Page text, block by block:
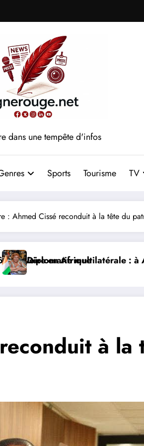
dans une tempête d'infos
Sports Tourisme TV
: Ahmed Cissé reconduit à la tête du
Mme Nialé Kaba porte la
𝐉𝐎𝐉 𝐃𝐀𝐊𝐀𝐑 𝟐𝟎𝟐𝟔 :
à